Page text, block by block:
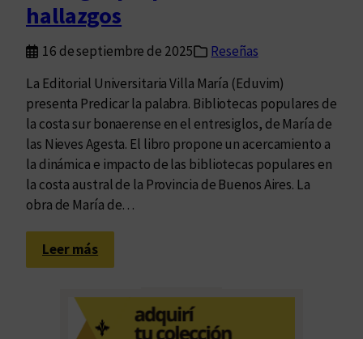
hallazgos
16 de septiembre de 2025
Reseñas
La Editorial Universitaria Villa María (Eduvim)
presenta Predicar la palabra. Bibliotecas populares de
la costa sur bonaerense en el entresiglos, de María de
las Nieves Agesta. El libro propone un acercamiento a
la dinámica e impacto de las bibliotecas populares en
la costa austral de la Provincia de Buenos Aires. La
obra de María de…
Leer más:
U
u